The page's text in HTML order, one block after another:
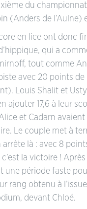
du
(Anders de
en lice ont donc
qui a
tout comme
avec 20 points de
Louis Shalit et
ajouter 17,6 à leur
et Cadarn
Le couple met à
arrête là : avec 8
la victoire !
une période faste
rang obtenu à
devant Chloé.